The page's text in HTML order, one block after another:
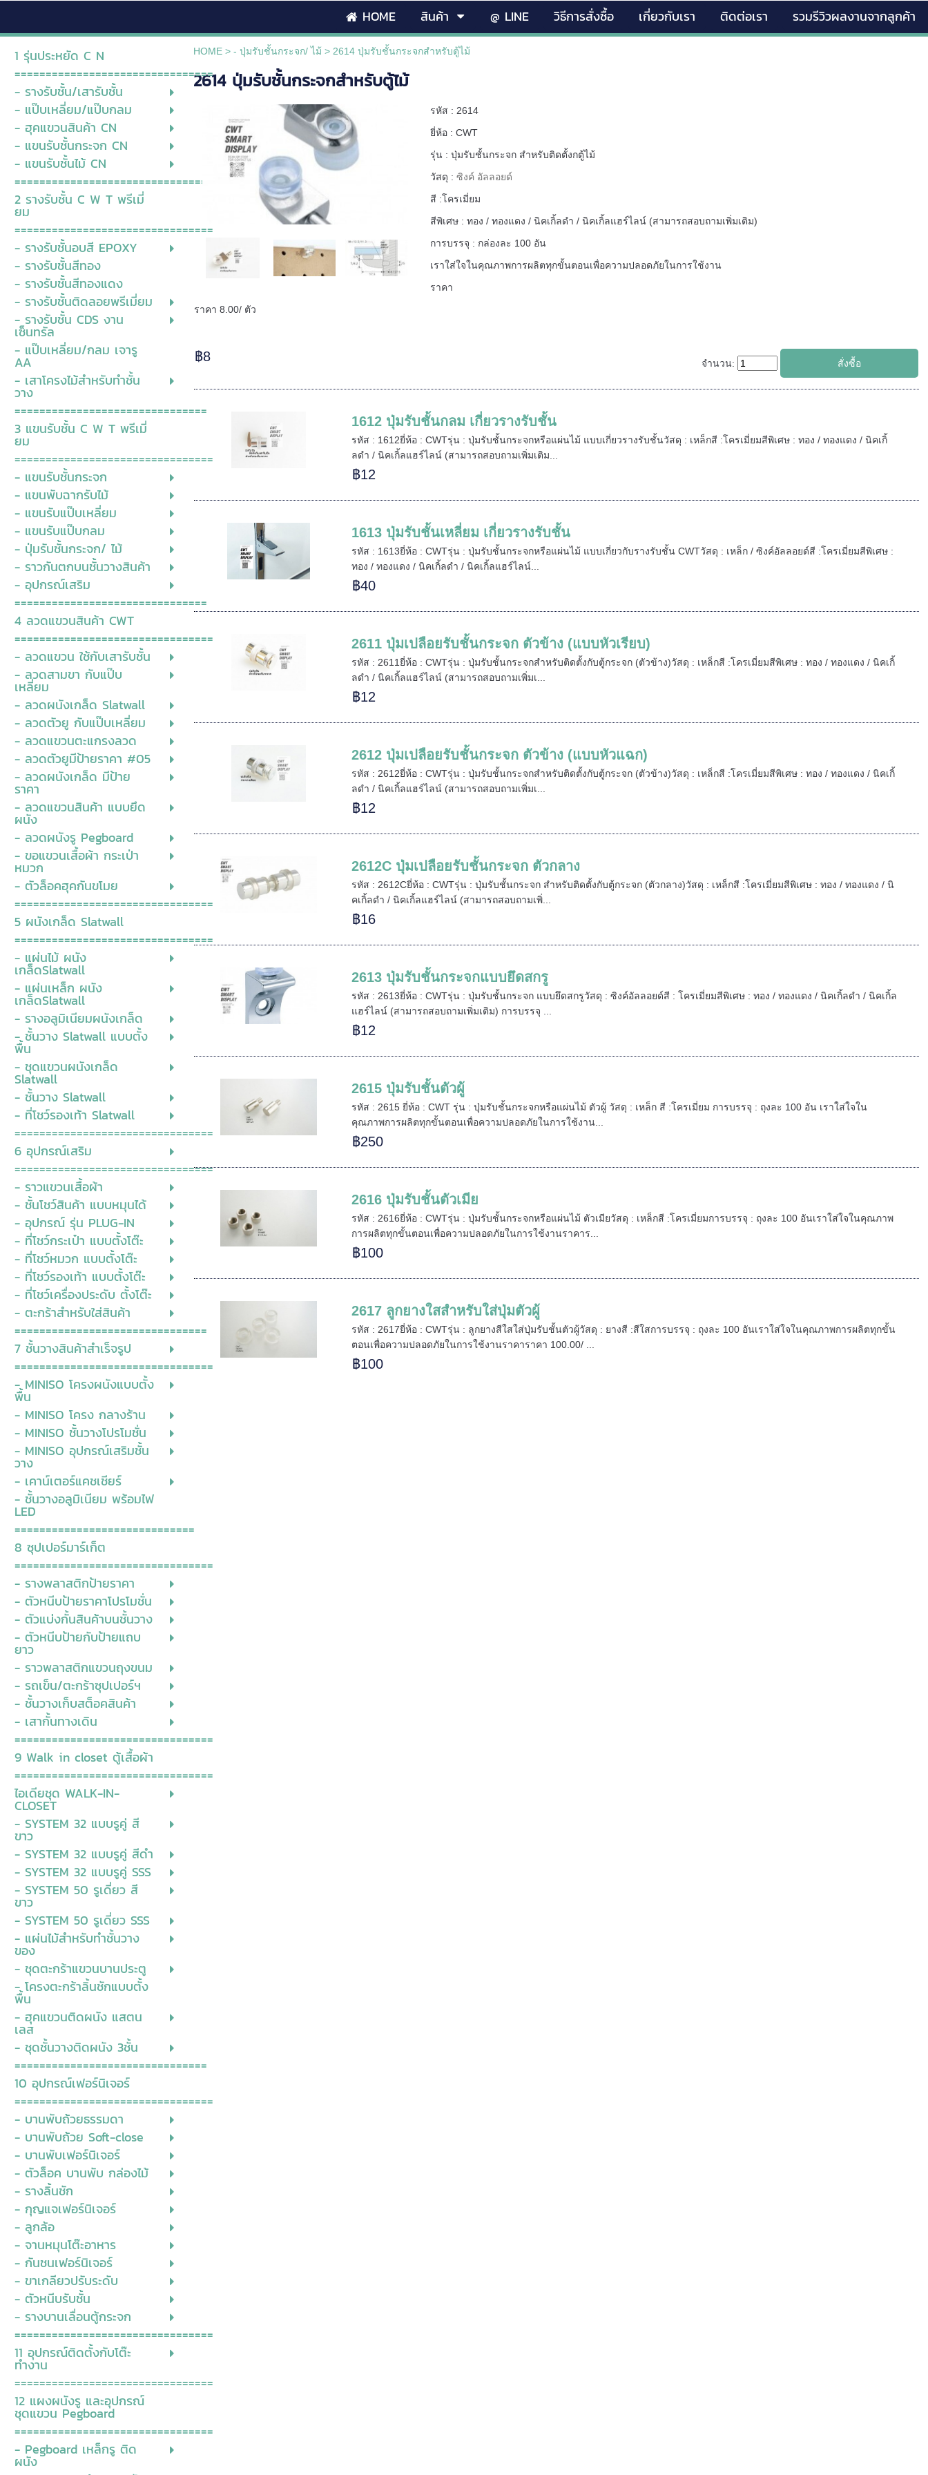
HOME สินค้า @ LINE วิธีการสั่งซื้อ เกี่ยวกับเรา ติดต่อเรา รวมรีวิวผลงานจากลูกค้า
1 รุ่นประหยัด C N
================================
- รางรับชั้น/เสารับชั้น
- แป๊บเหลี่ยม/แป๊บกลม
- ฮุคแขวนสินค้า CN
- แขนรับชั้นกระจก CN
- แขนรับชั้นไม้ CN
===============================
2 รางรับชั้น C W T พรีเมี่
ยม
================================
- รางรับชั้นอบสี EPOXY
- รางรับชั้นสีทอง
- รางรับชั้นสีทองแดง
- รางรับชั้นติดลอยพรีเมี่ยม
- รางรับชั้น CDS งาน
เซ็นทรัล
- แป๊บเหลี่ยม/กลม เจารู
AA
- เสาโครงไม้สำหรับทำชั้น
วาง
===============================
3 แขนรับชั้น C W T พรีเมี่
ยม
================================
- แขนรับชั้นกระจก
- แขนพับฉากรับไม้
- แขนรับแป๊บเหลี่ยม
- แขนรับแป๊บกลม
- ปุ่มรับชั้นกระจก/ ไม้
- ราวกันตกบนชั้นวางสินค้า
- อุปกรณ์เสริม
===============================
4 ลวดแขวนสินค้า CWT
================================
- ลวดแขวน ใช้กับเสารับชั้น
- ลวดสามขา กับแป๊บ
เหลี่ยม
- ลวดผนังเกล็ด Slatwall
- ลวดตัวยู กับแป๊บเหลี่ยม
- ลวดแขวนตะแกรงลวด
- ลวดตัวยูมีป้ายราคา #05
- ลวดผนังเกล็ด มีป้าย
ราคา
- ลวดแขวนสินค้า แบบยึด
ผนัง
- ลวดผนังรู Pegboard
- ขอแขวนเสื้อผ้า กระเป่า
หมวก
- ตัวล็อคฮุคกันขโมย
================================
5 ผนังเกล็ด Slatwall
================================
- แผ่นไม้ ผนัง
เกล็ดSlatwall
- แผ่นเหล็ก ผนัง
เกล็ดSlatwall
- รางอลูมิเนียมผนังเกล็ด
- ชั้นวาง Slatwall แบบตั้ง
พื้น
- ชุดแขวนผนังเกล็ด
Slatwall
- ชั้นวาง Slatwall
- ที่โชว์รองเท้า Slatwall
================================
6 อุปกรณ์เสริม
================================
- ราวแขวนเสื้อผ้า
- ชั้นโชว์สินค้า แบบหมุนได้
- อุปกรณ์ รุ่น PLUG-IN
- ที่โชว์กระเป๋า แบบตั้งโต๊ะ
- ที่โชว์หมวก แบบตั้งโต๊ะ
- ที่โชว์รองเท้า แบบตั้งโต๊ะ
- ที่โชว์เครื่องประดับ ตั้งโต๊ะ
- ตะกร้าสำหรับใส่สินค้า
===============================
7 ชั้นวางสินค้าสำเร็จรูป
================================
- MINISO โครงผนังแบบตั้ง
พื้น
- MINISO โครง กลางร้าน
- MINISO ชั้นวางโปรโมชั่น
- MINISO อุปกรณ์เสริมชั้น
วาง
- เคาน์เตอร์แคชเชียร์
- ชั้นวางอลูมิเนียม พร้อมไฟ
LED
=============================
8 ซุปเปอร์มาร์เก็ต
================================
- รางพลาสติกป้ายราคา
- ตัวหนีบป้ายราคาโปรโมชั่น
- ตัวแบ่งกั้นสินค้าบนชั้นวาง
- ตัวหนีบป้ายกับป้ายแถบ
ยาว
- ราวพลาสติกแขวนถุงขนม
- รถเข็น/ตะกร้าซุปเปอร์ฯ
- ชั้นวางเก็บสต็อคสินค้า
- เสากั้นทางเดิน
================================
9 Walk in closet ตู้เสื้อผ้า
================================
ไอเดียชุด WALK-IN-
CLOSET
- SYSTEM 32 แบบรูคู่ สี
ขาว
- SYSTEM 32 แบบรูคู่ สีดำ
- SYSTEM 32 แบบรูคู่ SSS
- SYSTEM 50 รูเดี่ยว สี
ขาว
- SYSTEM 50 รูเดี่ยว SSS
- แผ่นไม้สำหรับทำชั้นวาง
ของ
- ชุดตะกร้าแขวนบานประตู
- โครงตะกร้าลิ้นชักแบบตั้ง
พื้น
- ฮุคแขวนติดผนัง แสตน
เลส
- ชุดชั้นวางติดผนัง 3ชั้น
===============================
10 อุปกรณ์เฟอร์นิเจอร์
================================
- บานพับถ้วยธรรมดา
- บานพับถ้วย Soft-close
- บานพับเฟอร์นิเจอร์
- ตัวล็อค บานพับ กล่องไม้
- รางลิ้นชัก
- กุญแจเฟอร์นิเจอร์
- ลูกล้อ
- จานหมุนโต๊ะอาหาร
- กันชนเฟอร์นิเจอร์
- ขาเกลียวปรับระดับ
- ตัวหนีบรับชั้น
- รางบานเลื่อนตู้กระจก
================================
11 อุปกรณ์ติดตั้งกับโต๊ะ
ทำงาน
================================
12 แผงผนังรู และอุปกรณ์
ชุดแขวน Pegboard
================================
- Pegboard เหล็กรู ติด
ผนัง
HOME> - ปุ่มรับชั้นกระจก/ ไม้ > 2614 ปุ่มรับชั้นกระจกสำหรับตู้ไม้
2614 ปุ่มรับชั้นกระจกสำหรับตู้ไม้
รหัส : 2614
ยี่ห้อ : CWT
รุ่น : ปุ่มรับชั้นกระจก สำหรับติดตั้งกตู้ไม้
วัสดุ : ซิงค์ อัลลอยด์
สี :โครเมี่ยม
สีพิเศษ : ทอง / ทองแดง / นิคเกิ้ลดำ / นิคเกิ้ลแฮร์ไลน์ (สามารถสอบถามเพิ่มเติม)
การบรรจุ : กล่องละ 100 อัน
เราใส่ใจในคุณภาพการผลิตทุกขั้นตอนเพื่อความปลอดภัยในการใช้งาน
ราคา
ราคา 8.00/ ตัว
฿8 จำนวน:
1612 ปุ่มรับชั้นกลม เกี่ยวรางรับชั้น
รหัส : 1612ยี่ห้อ : CWTรุ่น : ปุ่มรับชั้นกระจกหรือแผ่นไม้ แบบเกี่ยวรางรับชั้นวัสดุ : เหล็กสี :โครเมี่ยมสีพิเศษ : ทอง / ทองแดง / นิคเกิ้
ลดำ / นิคเกิ้ลแฮร์ไลน์ (สามารถสอบถามเพิ่มเติม...
฿12
1613 ปุ่มรับชั้นเหลี่ยม เกี่ยวรางรับชั้น
รหัส : 1613ยี่ห้อ : CWTรุ่น : ปุ่มรับชั้นกระจกหรือแผ่นไม้ แบบเกี่ยวกับรางรับชั้น CWTวัสดุ : เหล็ก / ซิงค์อัลลอยด์สี :โครเมี่ยมสีพิเศษ :
ทอง / ทองแดง / นิคเกิ้ลดำ / นิคเกิ้ลแฮร์ไลน์...
฿40
2611 ปุ่มเปลือยรับชั้นกระจก ตัวข้าง (แบบหัวเรียบ)
รหัส : 2611ยี่ห้อ : CWTรุ่น : ปุ่มรับชั้นกระจกสำหรับติดตั้งกับตู้กระจก (ตัวข้าง)วัสดุ : เหล็กสี :โครเมี่ยมสีพิเศษ : ทอง / ทองแดง / นิคเกิ้
ลดำ / นิคเกิ้ลแฮร์ไลน์ (สามารถสอบถามเพิ่มเ...
฿12
2612 ปุ่มเปลือยรับชั้นกระจก ตัวข้าง (แบบหัวแฉก)
รหัส : 2612ยี่ห้อ : CWTรุ่น : ปุ่มรับชั้นกระจกสำหรับติดตั้งกับตู้กระจก (ตัวข้าง)วัสดุ : เหล็กสี :โครเมี่ยมสีพิเศษ : ทอง / ทองแดง / นิคเกิ้
ลดำ / นิคเกิ้ลแฮร์ไลน์ (สามารถสอบถามเพิ่มเ...
฿12
2612C ปุ่มเปลือยรับชั้นกระจก ตัวกลาง
รหัส : 2612Cยี่ห้อ : CWTรุ่น : ปุ่มรับชั้นกระจก สำหรับติดตั้งกับตู้กระจก (ตัวกลาง)วัสดุ : เหล็กสี :โครเมี่ยมสีพิเศษ : ทอง / ทองแดง / นิ
คเกิ้ลดำ / นิคเกิ้ลแฮร์ไลน์ (สามารถสอบถามเพิ่...
฿16
2613 ปุ่มรับชั้นกระจกแบบยึดสกรู
รหัส : 2613ยี่ห้อ : CWTรุ่น : ปุ่มรับชั้นกระจก แบบยึดสกรูวัสดุ : ซิงค์อัลลอยด์สี : โครเมี่ยมสีพิเศษ : ทอง / ทองแดง / นิคเกิ้ลดำ / นิคเกิ้ล
แฮร์ไลน์ (สามารถสอบถามเพิ่มเติม) การบรรจุ ...
฿12
2615 ปุ่มรับชั้นตัวผู้
รหัส : 2615 ยี่ห้อ : CWT รุ่น : ปุ่มรับชั้นกระจกหรือแผ่นไม้ ตัวผู้ วัสดุ : เหล็ก สี :โครเมี่ยม การบรรจุ : ถุงละ 100 อัน เราใส่ใจใน
คุณภาพการผลิตทุกขั้นตอนเพื่อความปลอดภัยในการใช้งาน...
฿250
2616 ปุ่มรับชั้นตัวเมีย
รหัส : 2616ยี่ห้อ : CWTรุ่น : ปุ่มรับชั้นกระจกหรือแผ่นไม้ ตัวเมียวัสดุ : เหล็กสี :โครเมี่ยมการบรรจุ : ถุงละ 100 อันเราใส่ใจในคุณภาพ
การผลิตทุกขั้นตอนเพื่อความปลอดภัยในการใช้งานราคาร...
฿100
2617 ลูกยางใสสำหรับใส่ปุ่มตัวผู้
รหัส : 2617ยี่ห้อ : CWTรุ่น : ลูกยางสีใสใส่ปุ่มรับชั้นตัวผู้วัสดุ : ยางสี :สีใสการบรรจุ : ถุงละ 100 อันเราใส่ใจในคุณภาพการผลิตทุกขั้น
ตอนเพื่อความปลอดภัยในการใช้งานราคาราคา 100.00/ ...
฿100